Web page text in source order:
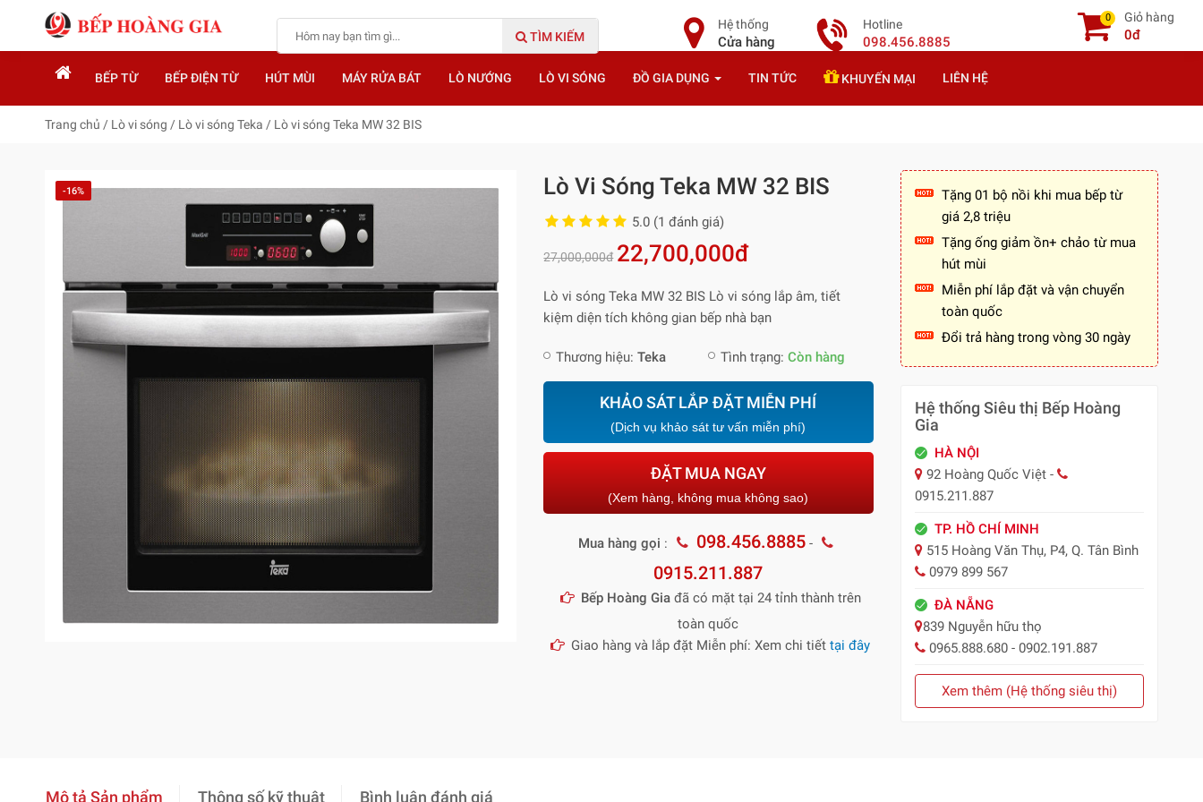
TÌM KIẾM
Hotline
098.456.8885
Hệ thống
Cửa hàng
0 Giỏ hàng
0đ
BẾP TỪ BẾP ĐIỆN TỪ HÚT MÙI MÁY RỬA BÁT LÒ NƯỚNG LÒ VI SÓNG ĐỒ GIA DỤNG TIN TỨC KHUYẾN MẠI LIÊN HỆ
Trang chủ / Lò vi sóng / Lò vi sóng Teka / Lò vi sóng Teka MW 32 BIS
-16% Lò Vi Sóng Teka MW 32 BIS
5.0 (1 đánh giá)
27,000,000đ 22,700,000đ
Lò vi sóng Teka MW 32 BIS Lò vi sóng lắp âm, tiết
kiệm diện tích không gian bếp nhà bạn
Thương hiệu:Teka Tình trạng:Còn hàng
KHẢO SÁT LẮP ĐẶT MIỄN PHÍ
(Dịch vụ khảo sát tư vấn miễn phí)
ĐẶT MUA NGAY
(Xem hàng, không mua không sao)
Mua hàng gọi : 098.456.8885 -
0915.211.887
Bếp Hoàng Giađã có mặt tại 24 tỉnh thành trên
toàn quốc
Giao hàng và lắp đặt Miễn phí: Xem chi tiếttại đây
Tặng 01 bộ nồi khi mua bếp từ
giá 2,8 triệu
Tặng ống giảm ồn+ chảo từ mua
hút mùi
Miễn phí lắp đặt và vận chuyển
toàn quốc
Đổi trả hàng trong vòng 30 ngày
Hệ thống Siêu thị Bếp Hoàng
Gia
HÀ NỘI
92 Hoàng Quốc Việt -
0915.211.887
TP. HỒ CHÍ MINH
515 Hoàng Văn Thụ, P4, Q. Tân Bình
0979 899 567
ĐÀ NẴNG
839 Nguyễn hữu thọ
0965.888.680 - 0902.191.887
Xem thêm (Hệ thống siêu thị)
Mô tả Sản phẩm Thông số kỹ thuật Bình luận đánh giá